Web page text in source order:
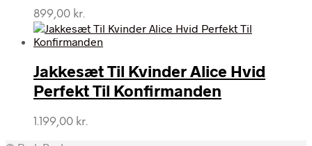
899,00 kr.
Jakkesæt Til Kvinder Alice Hvid
Perfekt Til Konfirmanden
1.199,00 kr.